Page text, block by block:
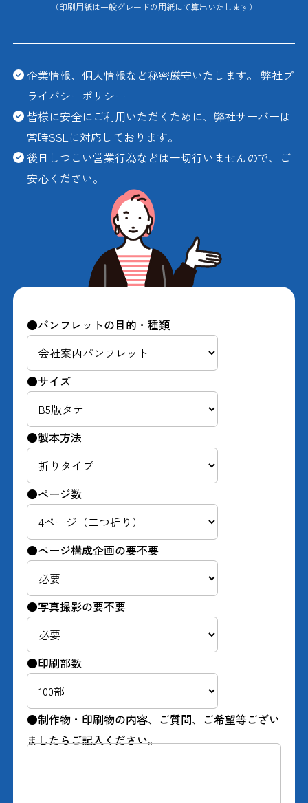
（印刷用紙は一般グレードの用紙にて算出いたします）
企業情報、個人情報など秘密厳守いたします。 弊社プ
ライバシーポリシー
皆様に安全にご利用いただくために、弊社サーバーは
常時SSLに対応しております。
後日しつこい営業行為などは一切行いませんので、ご
安心ください。
●パンフレットの目的・種類
●サイズ
●製本方法
●ページ数
●ページ構成企画の要不要
●写真撮影の要不要
●印刷部数
●制作物・印刷物の内容、ご質問、ご希望等ござい
ましたらご記入ください。